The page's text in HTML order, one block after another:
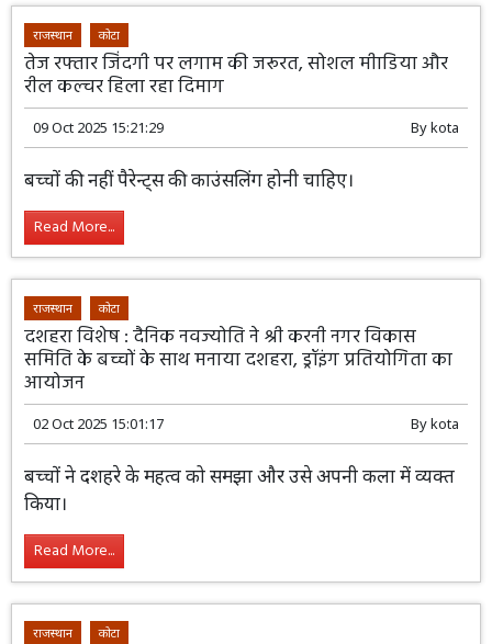
राजस्थान कोटा
तेज रफ्तार जिंदगी पर लगाम की जरूरत, सोशल मीाडिया और
रील कल्चर हिला रहा दिमाग
09 Oct 2025 15:21:29 Bykota
बच्चों की नहीं पैरेन्ट्स की काउंसलिंग होनी चाहिए।
Read More...
राजस्थान कोटा
दशहरा विशेष : दैनिक नवज्योति ने श्री करनी नगर विकास
समिति के बच्चों के साथ मनाया दशहरा, ड्रॉइंग प्रतियोगिता का
आयोजन
02 Oct 2025 15:01:17 Bykota
बच्चों ने दशहरे के महत्व को समझा और उसे अपनी कला में व्यक्त
किया।
Read More...
राजस्थान कोटा